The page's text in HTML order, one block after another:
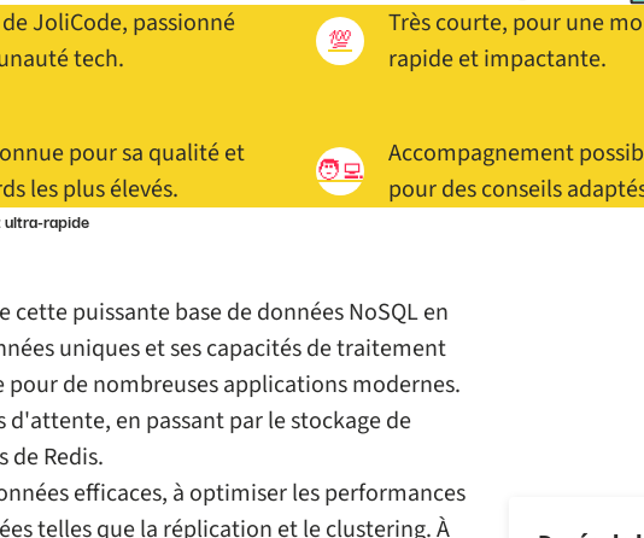
JoliCode, passionné
tech.
pour sa qualité et
les plus élevés.
💯
Très courte, pour une
rapide et impactante.
🧑‍💻
Accompagnement
pour des conseils
ultra-rapide
puissante base de données NoSQL en
uniques et ses capacités de traitement
de nombreuses applications modernes.
d'attente, en passant par le stockage de
de Redis.
efficaces, à optimiser les performances
telles que la réplication et le clustering. À